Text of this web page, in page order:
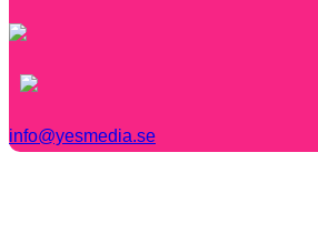
info@yesmedia.se